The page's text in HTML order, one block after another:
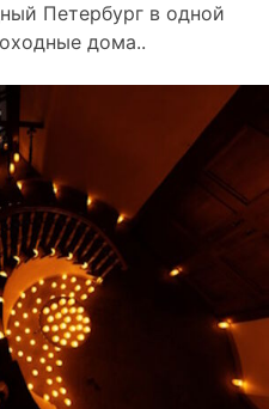
Петербург в одной
дома..